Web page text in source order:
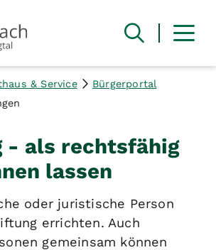
& Service
Bürgerportal
- als rechtsfähig
lassen
oder juristische Person
errichten. Auch
gemeinsam können